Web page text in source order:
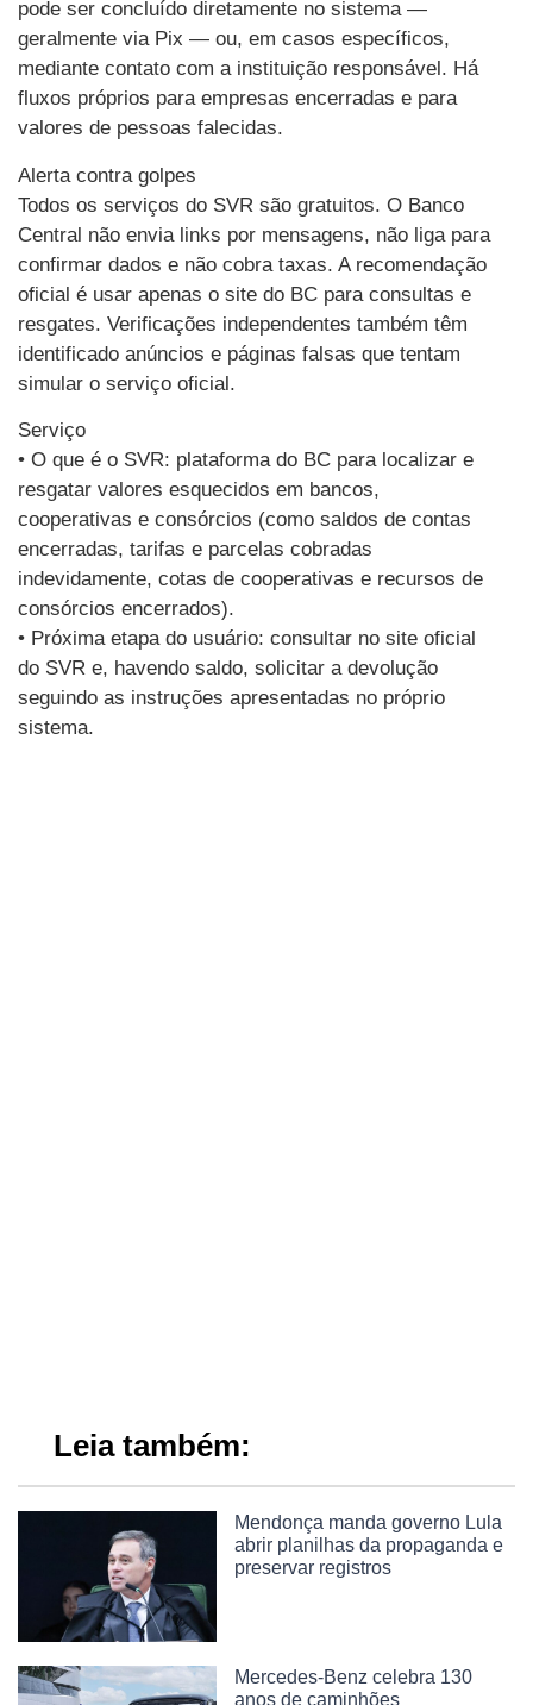
pode ser concluído diretamente no sistema —
geralmente via Pix — ou, em casos específicos,
mediante contato com a instituição responsável. Há
fluxos próprios para empresas encerradas e para
valores de pessoas falecidas.
Alerta contra golpes
Todos os serviços do SVR são gratuitos. O Banco
Central não envia links por mensagens, não liga para
confirmar dados e não cobra taxas. A recomendação
oficial é usar apenas o site do BC para consultas e
resgates. Verificações independentes também têm
identificado anúncios e páginas falsas que tentam
simular o serviço oficial.
Serviço
• O que é o SVR: plataforma do BC para localizar e
resgatar valores esquecidos em bancos,
cooperativas e consórcios (como saldos de contas
encerradas, tarifas e parcelas cobradas
indevidamente, cotas de cooperativas e recursos de
consórcios encerrados).
• Próxima etapa do usuário: consultar no site oficial
do SVR e, havendo saldo, solicitar a devolução
seguindo as instruções apresentadas no próprio
sistema.
Leia também:
Mendonça manda governo Lula
abrir planilhas da propaganda e
preservar registros
Mercedes-Benz celebra 130
anos de caminhões